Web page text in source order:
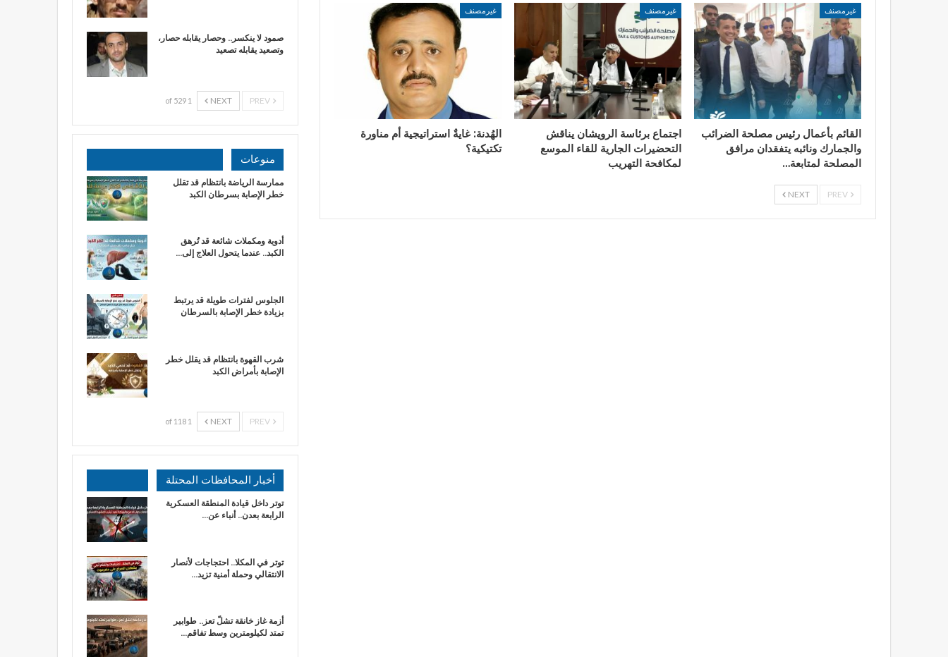
غيرمصنف
القائم بأعمال رئيس مصلحة الضرائب
والجمارك ونائبه يتفقدان مرافق
المصلحة لمتابعة…
غيرمصنف
اجتماع برئاسة الرويشان يناقش
التحضيرات الجارية للقاء الموسع
لمكافحة التهريب
غيرمصنف
الهُدنة: غايةٌ استراتيجية أم مناورة
تكتيكية؟
NEXT
صمود لا ينكسر.. وحصار يقابله حصار،
وتصعيد يقابله تصعيد
NEXT
1 of 529
منوعات
ممارسة الرياضة بانتظام قد تقلل
خطر الإصابة بسرطان الكبد
أدوية ومكملات شائعة قد تُرهق
الكبد.. عندما يتحول العلاج إلى…
الجلوس لفترات طويلة قد يرتبط
بزيادة خطر الإصابة بالسرطان
شرب القهوة بانتظام قد يقلل خطر
الإصابة بأمراض الكبد
NEXT
1 of 118
أخبار المحافظات المحتلة
توتر داخل قيادة المنطقة العسكرية
الرابعة بعدن.. أنباء عن…
توتر في المكلا.. احتجاجات لأنصار
الانتقالي وحملة أمنية تزيد…
أزمة غاز خانقة تشلّ تعز.. طوابير
تمتد لكيلومترين وسط تفاقم…